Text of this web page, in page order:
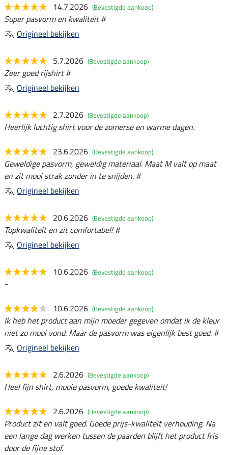
14.7.2026 (Bevestigde aankoop)
Super pasvorm en kwaliteit #
Origineel bekijken
5.7.2026 (Bevestigde aankoop)
Zeer goed rijshirt #
Origineel bekijken
2.7.2026 (Bevestigde aankoop)
Heerlijk luchtig shirt voor de zomerse en warme dagen.
23.6.2026 (Bevestigde aankoop)
Geweldige pasvorm, geweldig materiaal. Maat M valt op maat
en zit mooi strak zonder in te snijden. #
Origineel bekijken
20.6.2026 (Bevestigde aankoop)
Topkwaliteit en zit comfortabel! #
Origineel bekijken
10.6.2026 (Bevestigde aankoop)
-
10.6.2026 (Bevestigde aankoop)
Ik heb het product aan mijn moeder gegeven omdat ik de kleur
niet zo mooi vond. Maar de pasvorm was eigenlijk best goed. #
Origineel bekijken
2.6.2026 (Bevestigde aankoop)
Heel fijn shirt, mooie pasvorm, goede kwaliteit!
2.6.2026 (Bevestigde aankoop)
Product zit en valt goed. Goede prijs-kwaliteit verhouding. Na
een lange dag werken tussen de paarden blijft het product fris
door de fijne stof.